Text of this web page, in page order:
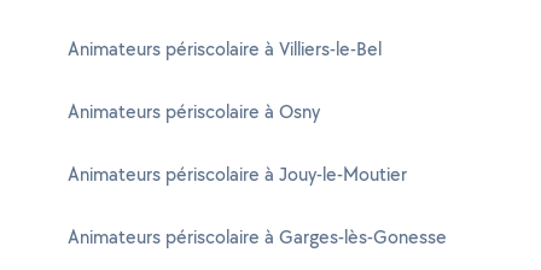
Animateurs périscolaire à Villiers-le-Bel
Animateurs périscolaire à Osny
Animateurs périscolaire à Jouy-le-Moutier
Animateurs périscolaire à Garges-lès-Gonesse